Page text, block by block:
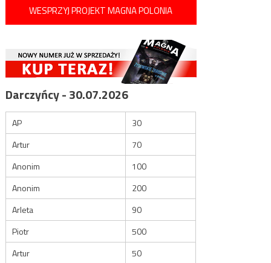
WESPRZYJ PROJEKT MAGNA POLONIA
Darczyńcy - 30.07.2026
AP
30
Artur
70
Anonim
100
Anonim
200
Arleta
90
Piotr
500
Artur
50